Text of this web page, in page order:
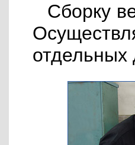
Сборку
отдельных